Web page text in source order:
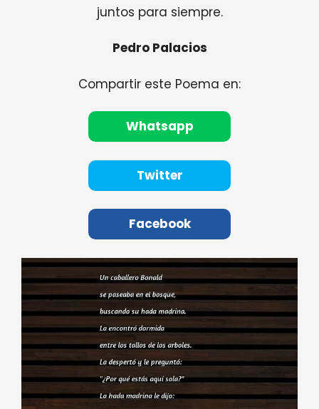
juntos para siempre.
Pedro Palacios
Compartir este Poema en:
Whatsapp
Twitter
Facebook